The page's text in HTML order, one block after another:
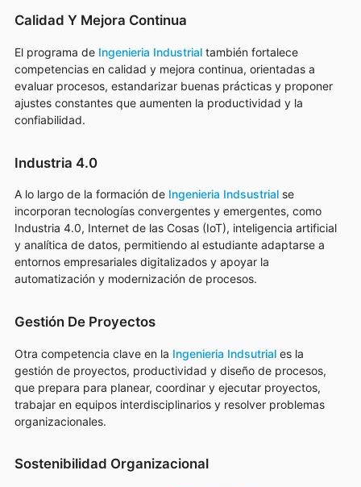
Calidad Y Mejora Continua
El programa de Ingenieria Industrial también fortalece
competencias en calidad y mejora continua, orientadas a
evaluar procesos, estandarizar buenas prácticas y proponer
ajustes constantes que aumenten la productividad y la
confiabilidad.
Industria 4.0
A lo largo de la formación de Ingenieria Indsustrial se
incorporan tecnologías convergentes y emergentes, como
Industria 4.0, Internet de las Cosas (IoT), inteligencia artificial
y analítica de datos, permitiendo al estudiante adaptarse a
entornos empresariales digitalizados y apoyar la
automatización y modernización de procesos.
Gestión De Proyectos
Otra competencia clave en la Ingenieria Indsutrial es la
gestión de proyectos, productividad y diseño de procesos,
que prepara para planear, coordinar y ejecutar proyectos,
trabajar en equipos interdisciplinarios y resolver problemas
organizacionales.
Sostenibilidad Organizacional